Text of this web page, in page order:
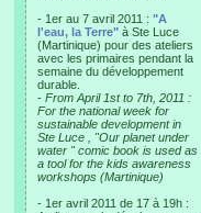
- 1er au 7 avril 2011 : "A
l'eau, la Terre" à Ste Luce
(Martinique) pour des ateliers
avec les primaires pendant la
semaine du développement
durable.
- From April 1st to 7th, 2011 :
For the national week for
sustainable development in
Ste Luce , "Our planet under
water " comic book is used as
a tool for the kids awareness
workshops (Martinique)
- 1er avril 2011 de 17 à 19h :